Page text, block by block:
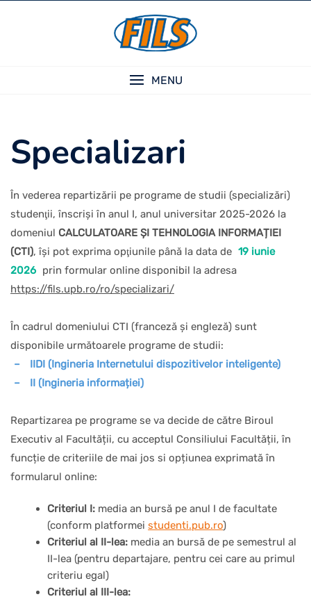
MENU
Specializari
În vederea repartizării pe programe de studii (specializări)
studenţii, înscriși în anul I, anul universitar 2025-2026 la
domeniul CALCULATOARE ȘI TEHNOLOGIA INFORMAȚIEI
(CTI), îşi pot exprima opţiunile până la data de 19 iunie
2026 prin formular online disponibil la adresa
https://fils.upb.ro/ro/specializari/
În cadrul domeniului CTI (franceză și engleză) sunt
disponibile următoarele programe de studii:
–
IIDI (Ingineria Internetului dispozitivelor inteligente)
–
II (Ingineria informației)
Repartizarea pe programe se va decide de către Biroul
Executiv al Facultății, cu acceptul Consiliului Facultății, în
funcție de criteriile de mai jos si opțiunea exprimată în
formularul online:
Criteriul I: media an bursă pe anul I de facultate
(conform platformeistudenti.pub.ro)
Criteriul al II-lea: media an bursă de pe semestrul al
II-lea (pentru departajare, pentru cei care au primul
criteriu egal)
Criteriul al III-lea: